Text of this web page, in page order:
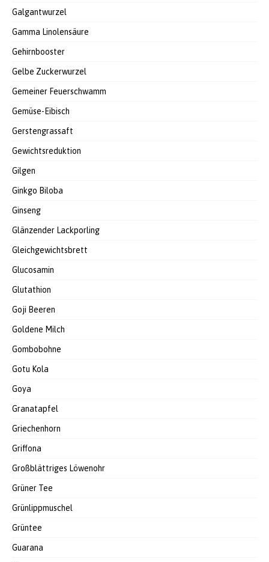
Galgantwurzel
Gamma Linolensäure
Gehirnbooster
Gelbe Zuckerwurzel
Gemeiner Feuerschwamm
Gemüse-Eibisch
Gerstengrassaft
Gewichtsreduktion
Gilgen
Ginkgo Biloba
Ginseng
Glänzender Lackporling
Gleichgewichtsbrett
Glucosamin
Glutathion
Goji Beeren
Goldene Milch
Gombobohne
Gotu Kola
Goya
Granatapfel
Griechenhorn
Griffona
Großblättriges Löwenohr
Grüner Tee
Grünlippmuschel
Grüntee
Guarana